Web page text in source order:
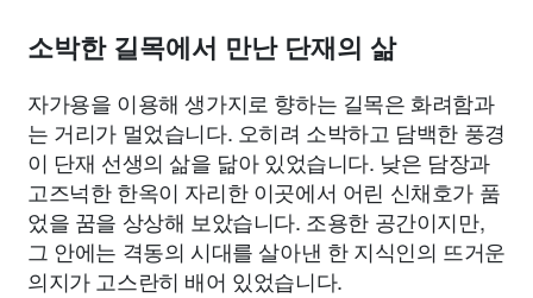
소박한 길목에서 만난 단재의 삶
자가용을 이용해 생가지로 향하는 길목은 화려함과
는 거리가 멀었습니다. 오히려 소박하고 담백한 풍경
이 단재 선생의 삶을 닮아 있었습니다. 낮은 담장과
고즈넉한 한옥이 자리한 이곳에서 어린 신채호가 품
었을 꿈을 상상해 보았습니다. 조용한 공간이지만,
그 안에는 격동의 시대를 살아낸 한 지식인의 뜨거운
의지가 고스란히 배어 있었습니다.